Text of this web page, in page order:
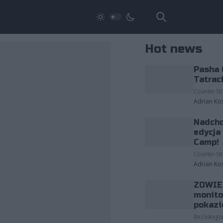
Hot news
Pasha
Counter-
Adrian
edycja
Camp!
Counter-
Adrian
Bez